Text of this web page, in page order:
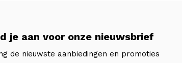
je aan voor onze nieuwsbrief
de nieuwste aanbiedingen en promoties